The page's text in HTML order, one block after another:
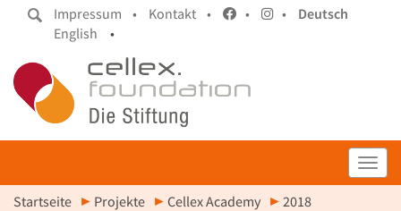
Impressum • Kontakt • • •
Deutsch
English
•
Startseite Projekte Cellex Academy
2018